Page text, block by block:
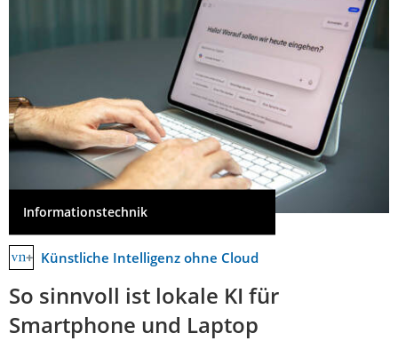
Informationstechnik
Künstliche Intelligenz ohne Cloud
So sinnvoll ist lokale KI für
Smartphone und Laptop